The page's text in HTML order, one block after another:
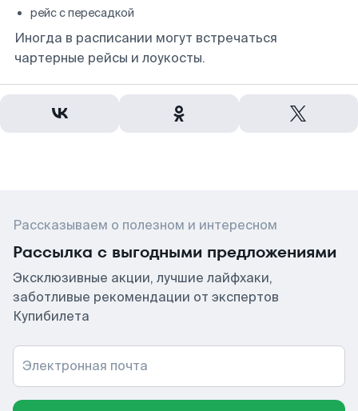
рейс с пересадкой
Иногда в расписании могут встречаться
чартерные рейсы и лоукосты.
Рассказываем о полезном и интересном
Рассылка с выгодными предложениями
Эксклюзивные акции, лучшие лайфхаки,
заботливые рекомендации от экспертов
Купибилета
Электронная почта